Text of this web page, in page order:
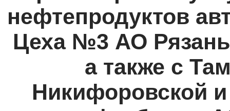
нефтепродуктов
Цеха №3 АО
а также с
Никифоровской